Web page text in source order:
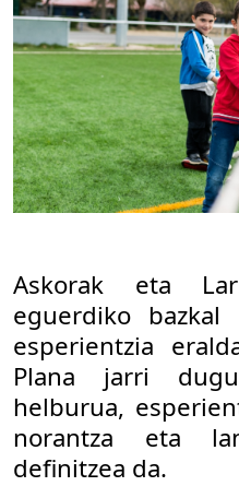
Askorak eta
eguerdiko
esperientzia
Plana jarri
helburua,
norantza eta
definitzea da.